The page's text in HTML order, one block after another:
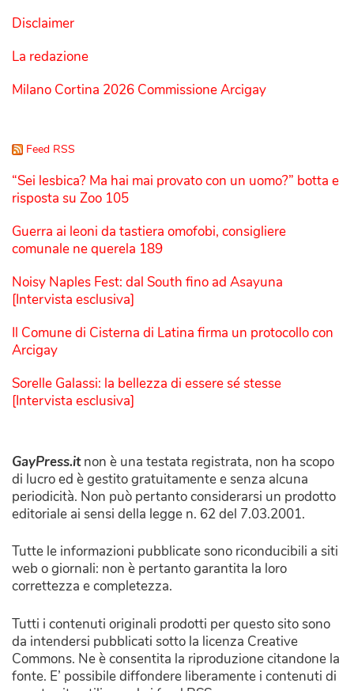
Disclaimer
La redazione
Milano Cortina 2026 Commissione Arcigay
Feed RSS
“Sei lesbica? Ma hai mai provato con un uomo?” botta e
risposta su Zoo 105
Guerra ai leoni da tastiera omofobi, consigliere
comunale ne querela 189
Noisy Naples Fest: dal South fino ad Asayuna
[Intervista esclusiva]
Il Comune di Cisterna di Latina firma un protocollo con
Arcigay
Sorelle Galassi: la bellezza di essere sé stesse
[Intervista esclusiva]
GayPress.itnon è una testata registrata, non ha scopo
di lucro ed è gestito gratuitamente e senza alcuna
periodicità. Non può pertanto considerarsi un prodotto
editoriale ai sensi della legge n. 62 del 7.03.2001.
Tutte le informazioni pubblicate sono riconducibili a siti
web o giornali: non è pertanto garantita la loro
correttezza e completezza.
Tutti i contenuti originali prodotti per questo sito sono
da intendersi pubblicati sotto la licenza Creative
Commons. Ne è consentita la riproduzione citandone la
fonte. E’ possibile diffondere liberamente i contenuti di